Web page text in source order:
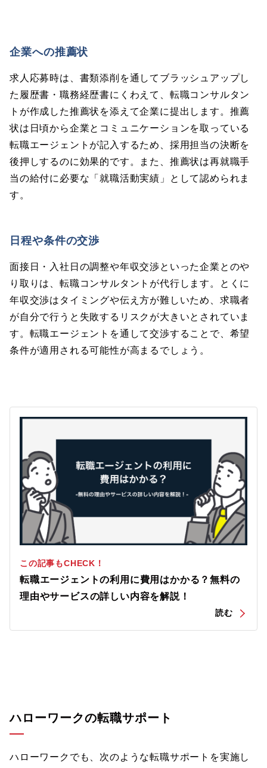
企業への推薦状
求人応募時は、書類添削を通してブラッシュアップし
た履歴書・職務経歴書にくわえて、転職コンサルタン
トが作成した推薦状を添えて企業に提出します。推薦
状は日頃から企業とコミュニケーションを取っている
転職エージェントが記入するため、採用担当の決断を
後押しするのに効果的です。また、推薦状は再就職手
当の給付に必要な「就職活動実績」として認められま
す。
日程や条件の交渉
面接日・入社日の調整や年収交渉といった企業とのや
り取りは、転職コンサルタントが代行します。とくに
年収交渉はタイミングや伝え方が難しいため、求職者
が自分で行うと失敗するリスクが大きいとされていま
す。転職エージェントを通して交渉することで、希望
条件が適用される可能性が高まるでしょう。
この記事もCHECK！
転職エージェントの利用に費用はかかる？無料の
理由やサービスの詳しい内容を解説！
ハローワークの転職サポート
ハローワークでも、次のような転職サポートを実施し